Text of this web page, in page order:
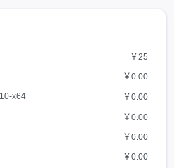
￥25
￥0.00
x64 ￥0.00
￥0.00
￥0.00
￥0.00